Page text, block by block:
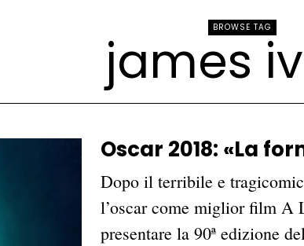
BROWSE TAG
james
Oscar 2018: «La
Dopo il terribile e
l’oscar come miglior film A
presentare la 90ª edizione